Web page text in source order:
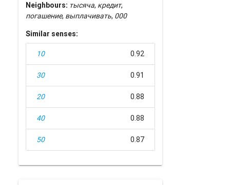
Neighbours: тысяча, кредит,
погашение, выплачивать, 000
Similar senses:
10 0.92
30 0.91
20 0.88
40 0.88
50 0.87